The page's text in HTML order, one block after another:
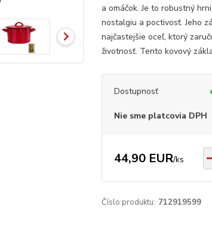
a omáčok. Je to robustný
nostalgiu a poctivosť. Jeho
najčastejšie oceľ, ktorý
životnosť. Tento kovový
Dostupnosť
Nie sme platcovia DPH
44,90 EUR/ks
Číslo produktu: 712919599